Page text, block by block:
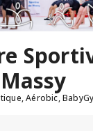
Massy
Aérobic,